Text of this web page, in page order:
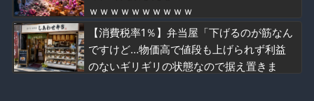
ｗｗｗｗｗｗｗｗｗｗ
【消費税率1％】弁当屋「下げるのが筋なん
ですけど…物価高で値段も上げられず利益
のないギリギリの状態なので据え置きま